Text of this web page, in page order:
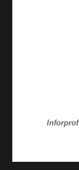
Inforprof